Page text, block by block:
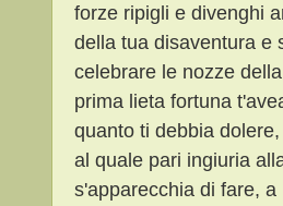
forze ripigli e divenghi
della tua disaventura e
celebrare le nozze
prima lieta fortuna
quanto ti debbia
al quale pari ingiuria
s'apparecchia di fare,